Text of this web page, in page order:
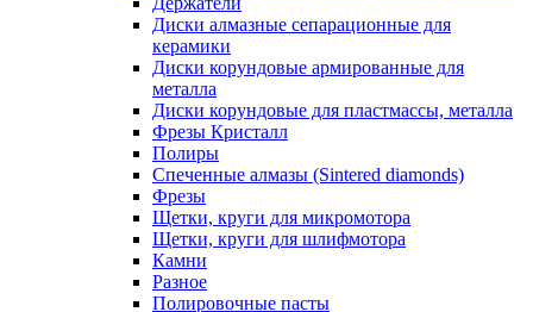
Диски алмазные сепарационные для
керамики
Диски корундовые армированные для
металла
Диски корундовые для пластмассы, металла
Фрезы Кристалл
Полиры
Спеченные алмазы (Sintered diamonds)
Фрезы
Щетки, круги для микромотора
Щетки, круги для шлифмотора
Камни
Разное
Полировочные пасты